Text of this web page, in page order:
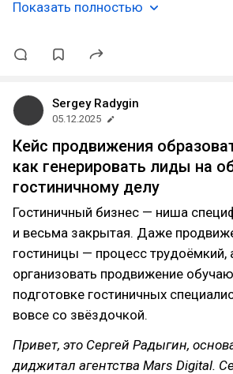
Показать полностью
Sergey Radygin
05.12.2025
Кейс продвижения
как генерировать лиды на
гостиничному делу
Гостиничный бизнес — ниша
и весьма закрытая. Даже
гостиницы — процесс трудоёмкий,
организовать продвижение
подготовке гостиничных
вовсе со звёздочкой.
Привет, это Сергей Радыгин,
диджитал агентства Mars Digital.